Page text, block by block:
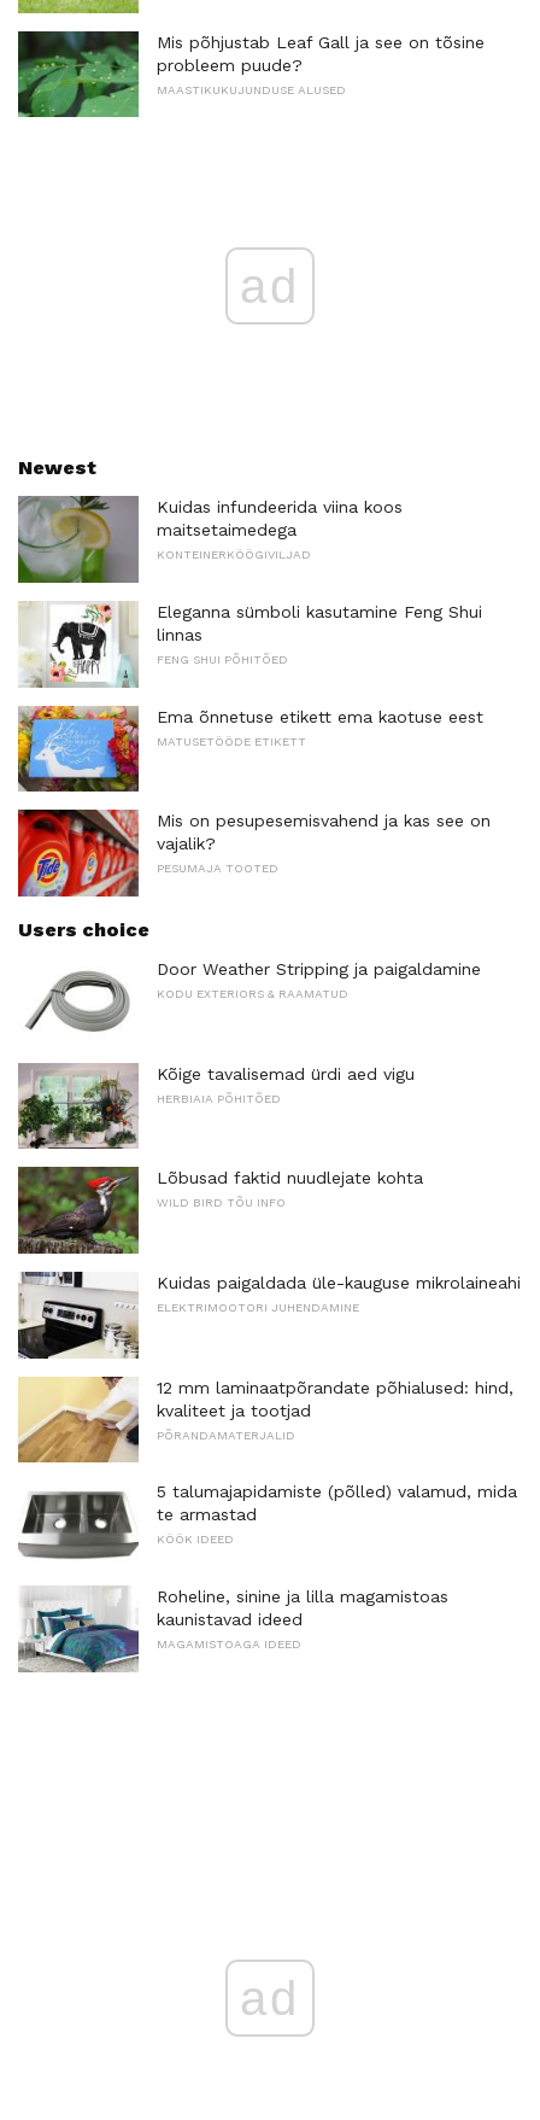
Mis põhjustab Leaf Gall ja see on tõsine
probleem puude?
MAASTIKUKUJUNDUSE ALUSED
ad
Newest
Kuidas infundeerida viina koos
maitsetaimedega
KONTEINERKÖÖGIVILJAD
Eleganna sümboli kasutamine Feng Shui
linnas
FENG SHUI PÕHITÕED
Ema õnnetuse etikett ema kaotuse eest
MATUSETÖÖDE ETIKETT
Mis on pesupesemisvahend ja kas see on
vajalik?
PESUMAJA TOOTED
Users choice
Door Weather Stripping ja paigaldamine
KODU EXTERIORS & RAAMATUD
Kõige tavalisemad ürdi aed vigu
HERBIAIA PÕHITÕED
Lõbusad faktid nuudlejate kohta
WILD BIRD TÕU INFO
Kuidas paigaldada üle-kauguse mikrolaineahi
ELEKTRIMOOTORI JUHENDAMINE
12 mm laminaatpõrandate põhialused: hind,
kvaliteet ja tootjad
PÕRANDAMATERJALID
5 talumajapidamiste (põlled) valamud, mida
te armastad
KÖÖK IDEED
Roheline, sinine ja lilla magamistoas
kaunistavad ideed
MAGAMISTOAGA IDEED
ad